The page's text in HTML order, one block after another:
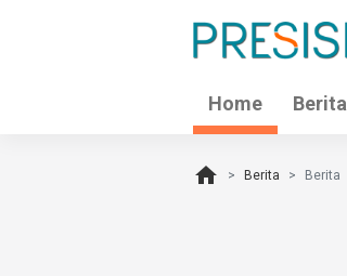
Home Berita
home Berita Berita